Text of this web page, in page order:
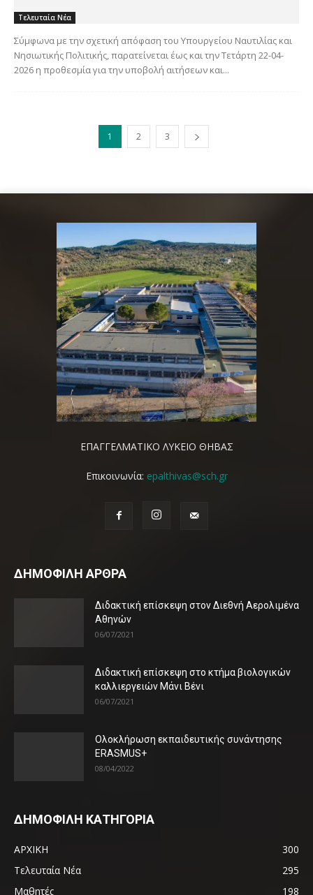
Τελευταία Νέα
Σύμφωνα με την σχετική απόφαση του Υπουργείου Ναυτιλίας και
Νησιωτικής Πολιτικής, παρατείνεται έως και την Τετάρτη 22-04-
2026 η προθεσμία για την υποβολή αιτήσεων και...
1 2 3
ΕΠΑΓΓΕΛΜΑΤΙΚΟ ΛΥΚΕΙΟ ΘΗΒΑΣ
Επικοινωνία: epalthivas@sch.gr
ΔΗΜΟΦΙΛΗ ΑΡΘΡΑ
Διδακτική επίσκεψη στον Διεθνή Αερολιμένα
Αθηνών
06/07/2021
Διδακτική επίσκεψη στο κτήμα βιολογικών
καλλιεργειών Μάνι Βένι
06/07/2021
Ολοκλήρωση εκπαιδευτικής συνάντησης
ERASMUS+
08/04/2022
ΔΗΜΟΦΙΛΗ ΚΑΤΗΓΟΡΙΑ
ΑΡΧΙΚΗ
300
Τελευταία Νέα
295
Μαθητές
198